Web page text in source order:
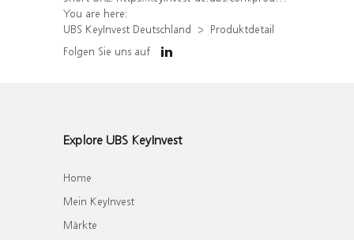
You are here:
UBS KeyInvest Deutschland
Produktdetail
Folgen Sie uns auf
Explore UBS KeyInvest
Home
Mein KeyInvest
Märkte